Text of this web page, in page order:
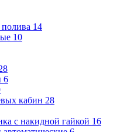
14
10
6
кабин 28
с накидной гайкой 16